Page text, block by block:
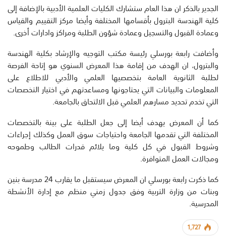
الجدير بالذكر ان هذا العام ستشارك الكليات العلمية الأدبية بالإضافة إلى
كلية الهندسة البترول بأقسامها المختلفة وأيضا مركز التقييم والقياس
وعمادة القبول والتسجيل وعمادة شؤون الطلبة ومراكز وادارات أخرى.
وأضافت رابعة بورسلي رئيسة مكتب التوجيه والإرشاد بكلية الهندسة
والبترول، ان الهدف من إقامة هذا المعرض السنوي هو إتاحة الفرصة
لطلبة الثانوية العامة بتخصصيها العلمي والأدبي للاطلاع على
المعلومات والبيانات التي يحتاجونها ومساعدتهم في اختيار التخصصات
التي تخدم تحديد مسارهم العلمي قبل الالتحاق بالجامعة.
كما أن المعرض يهدف أيضا إلى جعل الطلبة على بينة بالتخصصات
المختلفة التي تقدمها الجامعة واحتياجات سوق العمل وكذلك إجراءات
وشروط القبول في كل كلية وما يلائم قدرات الطالب وطموحه
ومجالات العمل المتوافرة.
كما ذكرت رابعة بورسلي ان المعرض سيستقبل ما يقارب 24 مدرسة بنين
وبنات من وزارة التربية وفق جدول زمني منظم مع إدارة الأنشطة
المدرسية.
1,727